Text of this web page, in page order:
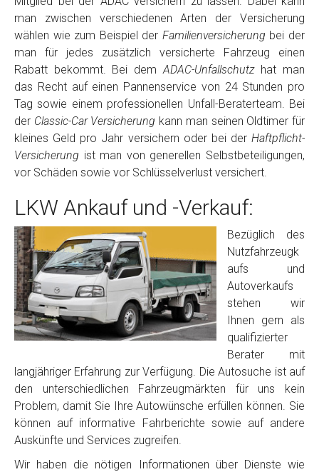
man zwischen verschiedenen Arten der Versicherung
wählen wie zum Beispiel der Familienversicherung bei der
man für jedes zusätzlich versicherte Fahrzeug einen
Rabatt bekommt. Bei demADAC-Unfallschutzhat man
das Recht auf einen Pannenservice von 24 Stunden pro
Tag sowie einem professionellen Unfall-Beraterteam. Bei
der Classic-Car Versicherung kann man seinen Oldtimer für
kleines Geld pro Jahr versichern oder bei der Haftpflicht-
Versicherung ist man von generellen Selbstbeteiligungen,
vor Schäden sowie vor Schlüsselverlust versichert.
LKW Ankauf und -Verkauf:
Bezüglich des
Nutzfahrzeugk
aufs und
Autoverkaufs
stehen wir
Ihnen gern als
qualifizierter
Berater mit
langjähriger Erfahrung zur Verfügung. Die Autosuche ist auf
den unterschiedlichen Fahrzeugmärkten für uns kein
Problem, damit Sie Ihre Autowünsche erfüllen können. Sie
können auf informative Fahrberichte sowie auf andere
Auskünfte und Services zugreifen.
Wir haben die nötigen Informationen über Dienste wie